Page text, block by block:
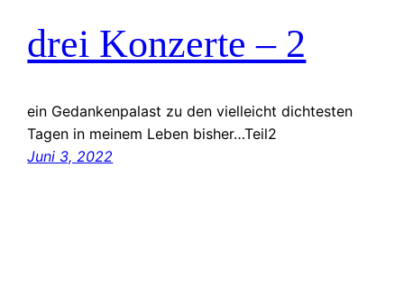
drei Konzerte – 2
ein Gedankenpalast zu den vielleicht dichtesten
Tagen in meinem Leben bisher…Teil2
Juni 3, 2022